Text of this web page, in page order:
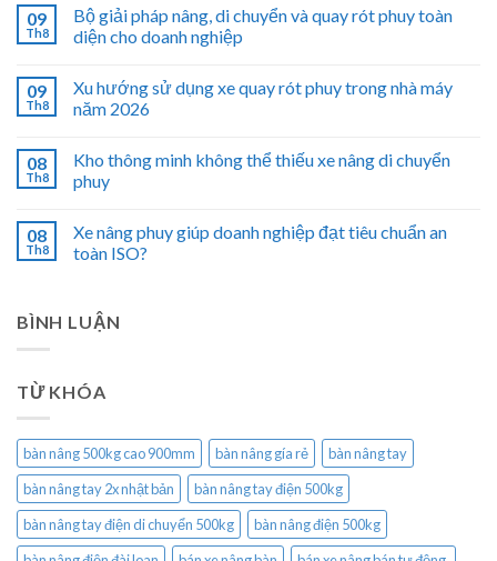
09
Th8
Bộ giải pháp nâng, di chuyển và quay rót phuy toàn
diện cho doanh nghiệp
09
Th8
Xu hướng sử dụng xe quay rót phuy trong nhà máy
năm 2026
08
Th8
Kho thông minh không thể thiếu xe nâng di chuyển
phuy
08
Th8
Xe nâng phuy giúp doanh nghiệp đạt tiêu chuẩn an
toàn ISO?
BÌNH LUẬN
TỪ KHÓA
bàn nâng 500kg cao 900mm bàn nâng gía rẻ
bàn nâng tay
bàn nâng tay 2x nhật bản
bàn nâng tay điện 500kg
bàn nâng tay điện di chuyển 500kg
bàn nâng điện 500kg